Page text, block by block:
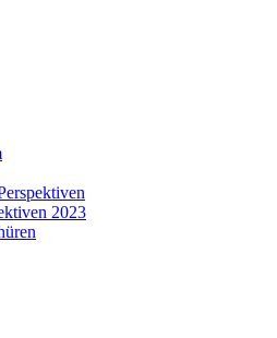
2023